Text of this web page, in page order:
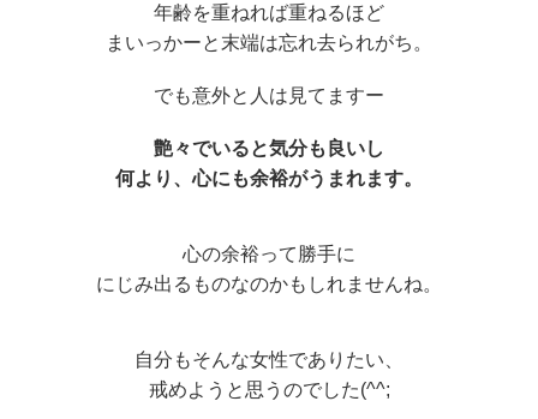
年齢を重ねれば重ねるほど
まいっかーと末端は忘れ去られがち。
でも意外と人は見てますー
艶々でいると気分も良いし
何より、心にも余裕がうまれます。
心の余裕って勝手に
にじみ出るものなのかもしれませんね。
自分もそんな女性でありたい、
戒めようと思うのでした(^^;